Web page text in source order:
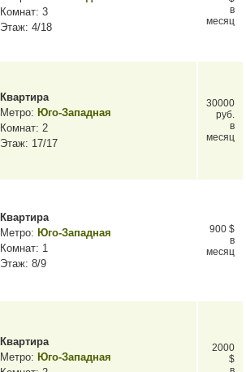
Комнат: 3
Этаж: 4/18
в
месяц
Квартира
Метро: Юго-Западная
Комнат: 2
Этаж: 17/17
30000
руб.
в
месяц
Квартира
Метро: Юго-Западная
Комнат: 1
Этаж: 8/9
900 $
в
месяц
Квартира
Метро: Юго-Западная
2000
$